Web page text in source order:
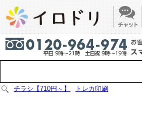
チラシ【710円～】 トレカ印刷